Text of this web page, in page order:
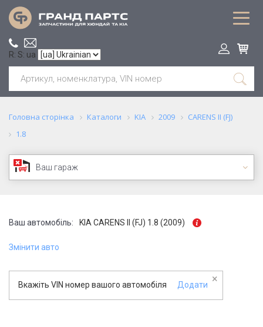
R: S: ua
Головна сторінка Каталоги KIA 2009
CARENS II (FJ)
1.8
Ваш гараж
Ваш автомобіль: KIA CARENS II (FJ) 1.8 (2009)
Змінити авто
Вкажіть VIN номер вашого автомобіля Додати
×